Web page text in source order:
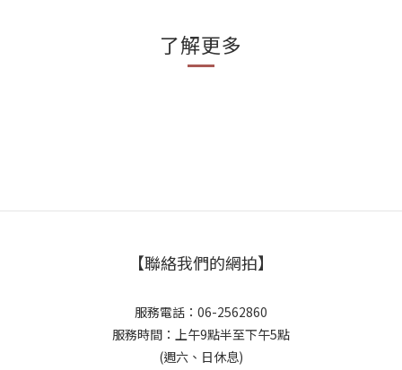
了解更多
【聯絡我們的網拍】
服務電話：06-2562860
服務時間：上午9點半至下午5點
(週六、日休息)